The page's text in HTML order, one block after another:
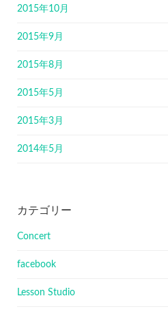
2015年10月
2015年9月
2015年8月
2015年5月
2015年3月
2014年5月
カテゴリー
Concert
facebook
Lesson Studio